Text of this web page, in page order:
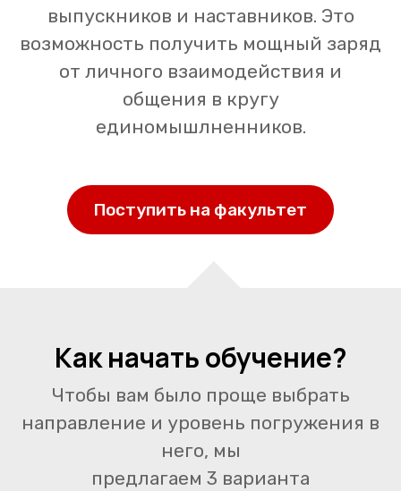
выпускников и наставников. Это
возможность получить мощный заряд
от личного взаимодействия и
общения в кругу
единомышлненников.
Поступить на факультет
Как начать обучение?
Чтобы вам было проще выбрать
направление и уровень погружения в
него, мы
предлагаем 3 варианта